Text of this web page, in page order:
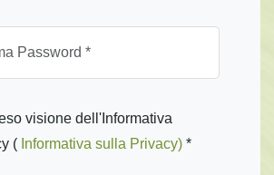
visione dell'Informativa
( Informativa sulla Privacy) *